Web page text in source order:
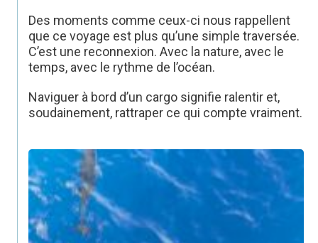
Des moments comme ceux-ci nous rappellent
que ce voyage est plus qu’une simple traversée.
C’est une reconnexion. Avec la nature, avec le
temps, avec le rythme de l’océan.
Naviguer à bord d’un cargo signifie ralentir et,
soudainement, rattraper ce qui compte vraiment.